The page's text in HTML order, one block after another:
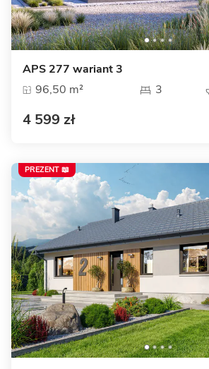
APS 277 wariant 3
96,50 m²
3
4 599 zł
PREZENT 📖